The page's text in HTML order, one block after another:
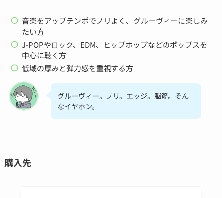
音楽をアップテンポでノリよく、グルーヴィーに楽しみ
たい方
J-POPやロック、EDM、ヒップホップなどのポップスを
中心に聴く方
低域の厚みと弾力感を重視する方
グルーヴィー。ノリ。エッジ。脳筋。そん
なイヤホン。
購入先